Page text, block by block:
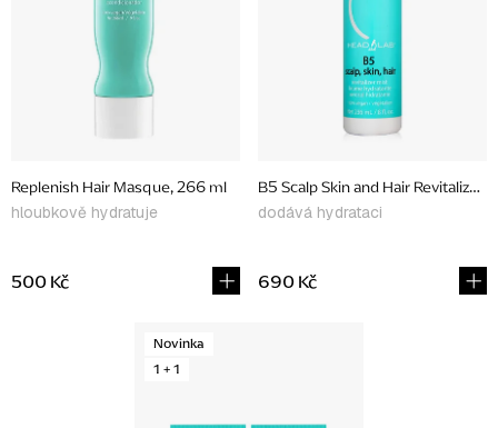
u
k
ů
Replenish Hair Masque, 266 ml
hloubkově hydratuje
500 Kč
B5 Scalp Skin and Hair Revitalizer
dodává hydrataci
690 Kč
Novinka
1 + 1